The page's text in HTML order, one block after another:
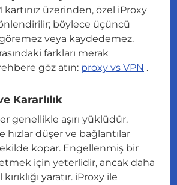
kartınız üzerinden, özel iProxy
böylece üçüncü
veya kaydedemez.
farkları merak
göz atın: proxy vs VPN .
Kararlılık
genellikle aşırı yüklüdür.
hızlar düşer ve bağlantılar
kopar. Engellenmiş bir
için yeterlidir, ancak daha
yaratır. iProxy ile